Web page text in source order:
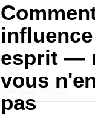
esprit —
vous
pas